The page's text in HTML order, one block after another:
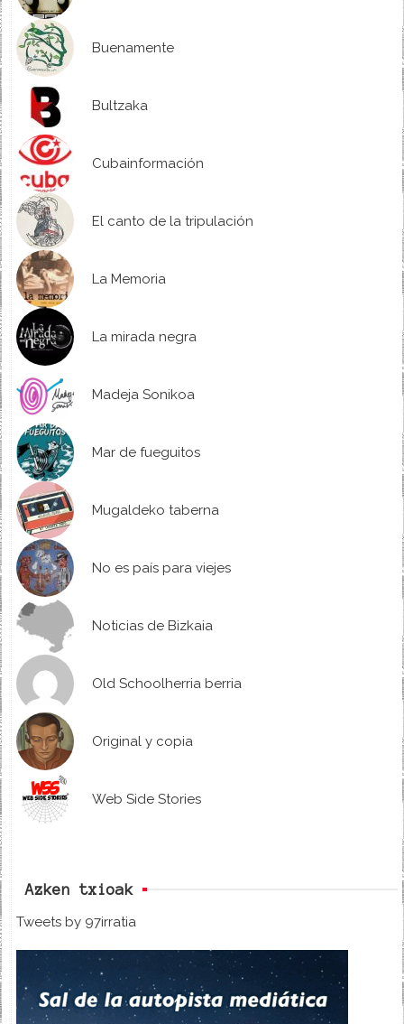
Buenamente
Bultzaka
Cubainformación
El canto de la tripulación
La Memoria
La mirada negra
Madeja Sonikoa
Mar de fueguitos
Mugaldeko taberna
No es país para viejes
Noticias de Bizkaia
Old Schoolherria berria
Original y copia
Web Side Stories
Azken txioak
Tweets by 97irratia